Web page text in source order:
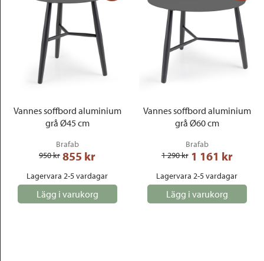
Vannes soffbord aluminium
grå Ø45 cm
Brafab
950 kr 855 kr
Lagervara 2-5 vardagar
Lägg i varukorg
Vannes soffbord aluminium
grå Ø60 cm
Brafab
1 290 kr 1 161 kr
Lagervara 2-5 vardagar
Lägg i varukorg